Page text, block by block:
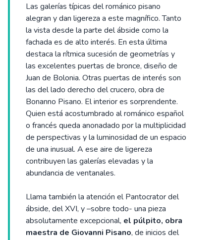
Las galerías típicas del románico pisano
alegran y dan ligereza a este magnífico. Tanto
la vista desde la parte del ábside como la
fachada es de alto interés. En esta última
destaca la rítmica sucesión de geometrías y
las excelentes puertas de bronce, diseño de
Juan de Bolonia. Otras puertas de interés son
las del lado derecho del crucero, obra de
Bonanno Pisano. El interior es sorprendente.
Quien está acostumbrado al románico español
o francés queda anonadado por la multiplicidad
de perspectivas y la luminosidad de un espacio
de una inusual. A ese aire de ligereza
contribuyen las galerías elevadas y la
abundancia de ventanales.
Llama también la atención el Pantocrator del
ábside, del XVI, y –sobre todo- una pieza
absolutamente excepcional, el púlpito, obra
maestra de Giovanni Pisano, de inicios del